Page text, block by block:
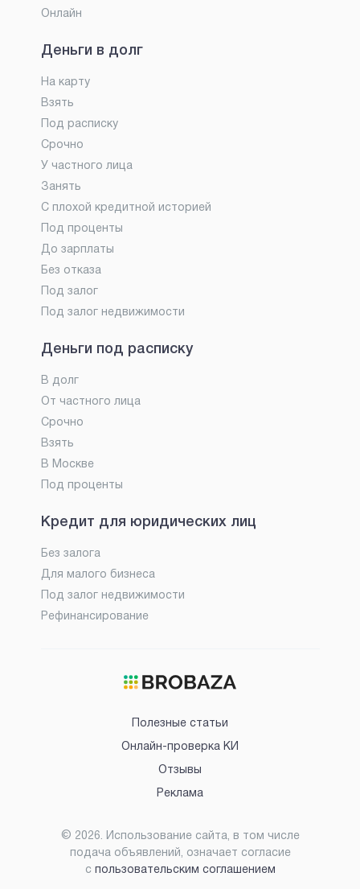
Онлайн
Деньги в долг
На карту
Взять
Под расписку
Срочно
У частного лица
Занять
С плохой кредитной историей
Под проценты
До зарплаты
Без отказа
Под залог
Под залог недвижимости
Деньги под расписку
В долг
От частного лица
Срочно
Взять
В Москве
Под проценты
Кредит для юридических лиц
Без залога
Для малого бизнеса
Под залог недвижимости
Рефинансирование
Полезные статьи
Онлайн-проверка КИ
Отзывы
Реклама
© 2026. Использование сайта, в том числе
подача объявлений, означает согласие
с пользовательским соглашением